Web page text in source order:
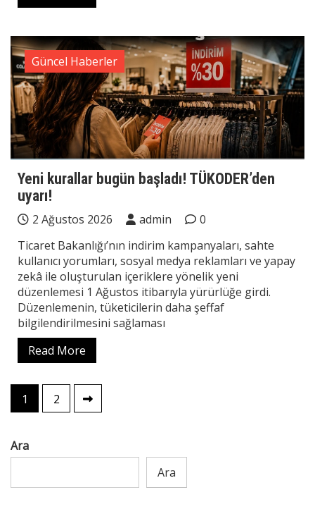
Güncel Haberler
Yeni kurallar bugün başladı! TÜKODER’den
uyarı!
2 Ağustos 2026 admin
0
Ticaret Bakanlığı’nın indirim kampanyaları, sahte
kullanıcı yorumları, sosyal medya reklamları ve yapay
zekâ ile oluşturulan içeriklere yönelik yeni
düzenlemesi 1 Ağustos itibarıyla yürürlüğe girdi.
Düzenlemenin, tüketicilerin daha şeffaf
bilgilendirilmesini sağlaması
Read More
Yazı
sayfalaması
1 2
Ara
Ara